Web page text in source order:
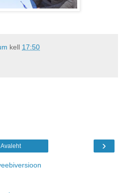
kell 17:50
›
Avaleht